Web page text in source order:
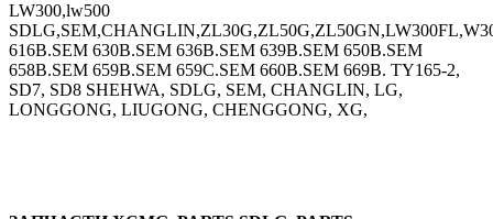
LW300,lw500
616B.SEM 630B.SEM 636B.SEM 639B.SEM 650B.SEM
658B.SEM 659B.SEM 659C.SEM 660B.SEM 669B. TY165-2,
SD7, SD8 SHEHWA, SDLG, SEM, CHANGLIN, LG,
LONGGONG, LIUGONG, CHENGGONG, XG,